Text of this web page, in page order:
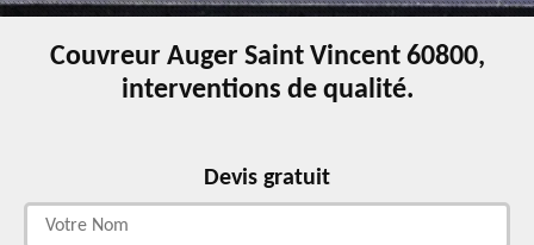
Couvreur Auger Saint Vincent 60800,
interventions de qualité.
Devis gratuit